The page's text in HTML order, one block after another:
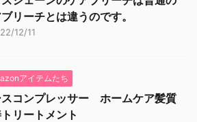
リーチとは違うのです。
12/11
アイテムたち
コンプレッサー ホームケア髪質
リートメント